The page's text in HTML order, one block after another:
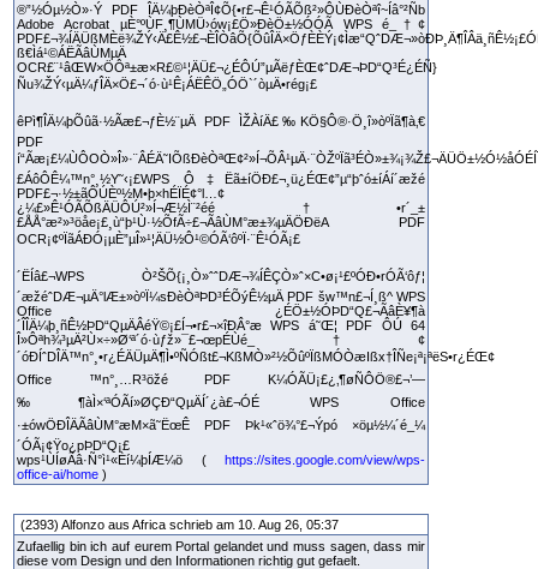
®”½Óµ½Ò»·Ý PDF ÎÄ¼þÐèÒªÎ¢Õ{•r£¬Ê¹ÓÃÕß²»ÔÙÐèÒªî~Íâ°²Ñb
Adobe Acrobat µÈ°ºÙF¸¶ÙMÜ›ów¡£Ö»ÐèÖ±½ÓÓÃ WPS é_†¢
ß€Ìá¹©ÁËÃâÙMµÄ
OCR£¨¹âŒW×ÖÔª±æ×R£©¹¦ÄÜ£¬¿ÉÔÚ”µÃëƒÈŒ¢ˆDÆ¬ÞD“Q³É¿ÉÑ}
Ñu¾ŽÝ‹µÄ¼ƒÎÄ×Ö£¬´ó·ù¹Ê¡ÁËÊÖ„ÓÖ`´òµÄ•rég¡£
êPì¶ÎÄ¼þÕûã·½Ãæ£¬ƒÈ½¨µÄ PDF ÌŽÀíÄ£‰KÖ§Ô®·Ö¸î»òºÏã¶à‚€
PDF
£ÁôÔ­Ê¼™n°¸½Y˜‹¡£WPS Ô‡Ëã±íÖÐ£¬¸ü¿ÉŒ¢”µ“þˆó±íÁí´æžé
PDF£¬·½±ãÔÚÈº½M•þ×hÉÏÉ¢°l…¢
¿¼£»Ê¹ÓÃÕßÄÜÔÚ²»Í¬Æ½Ì¨²éé†•r´_±
£ÅÅ°æ²»³öåe¡£¸ù“þ¹Ù·½ÕfÃ÷£¬ÃâÙM°æ±¾µÄÖÐëA PDF
OCR¡¢ºÏãÁÐÓ¡µÈ”µÎ»¹¦ÄÜ½Ô¹©ÓÃ‘ôºÏ·¨Ê¹ÓÃ¡£
´ËÍâ£¬WPS Ò²ŠÕ{¡¸Ò»ˆˆDÆ¬¾ÍÊÇÒ»ˆ×C•ø¡¹£ºÓÐ•rÓÃ‘ôƒ¦
´æžéˆDÆ¬µÄ°lÆ±»òºÏ¼sÐèÒªÞD³ÉÕýÊ½µÄ PDF šw™n£¬Í¸ß^ WPS
Office ¿ÉÖ±½ÓÞD“Q£¬ÃâÈ¥¶à
´ÎÎÄ¼þ¸ñÊ½ÞD“QµÄÂéŸ©¡£Í¬•r£¬×îÐÂ°æ WPS á˜Œ¦ PDF ÔÚ 64
Î»Ôª­h¾³µÄ²Ù×÷»Ø‘ª´ó·ùƒž»¯£¬œpÉÙé_†¢
´óÐÍˆDÎÄ™n°¸•r¿ÉÄÜµÄ¶Ì•ºÑÓßt£¬KßMÒ»²½ÕûºÏßMÓÒæIßx†ÎÑe¡ª¡ªëS•r¿ÉŒ¢
Office ™n°¸…R³öžé PDF K¼ÓÃÜ¡£¿‚¶øÑÔÖ®£¬’—
‰¶àÌ×‘ªÓÃí»ØÇÐ“QµÄÍ´¿à£¬ÓÉ WPS Office
·±ówÖÐÎÄÃâÙM°æM×ã˜ËœÊ PDF Þk¹«ˆö¾°£¬Ýpó ×öµ½¼´é_¼
´ÓÃ¡¢Ÿo¿pÞD“Q¡£
wps¹ÙÍøÃâ·Ñ°ì¹«Èí¼þÍÆ¼ö ( https://sites.google.com/view/wps-
office-ai/home )
(2393) Alfonzo aus Africa schrieb am 10. Aug 26, 05:37
Zufaellig bin ich auf eurem Portal gelandet und muss sagen, dass mir
diese vom Design und den Informationen richtig gut gefaelt.